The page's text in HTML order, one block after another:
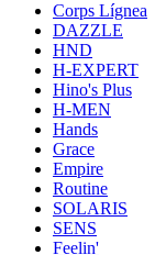
Corps Lígnea
DAZZLE
HND
H-EXPERT
Hino's Plus
H-MEN
Hands
Grace
Empire
Routine
SOLARIS
SENS
Feelin'